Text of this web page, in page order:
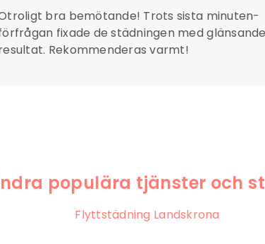
bra bemötande! Trots sista minuten-
fixade de städningen med glänsande
Rekommenderas varmt!
populära tjänster och
Flyttstädning Landskrona